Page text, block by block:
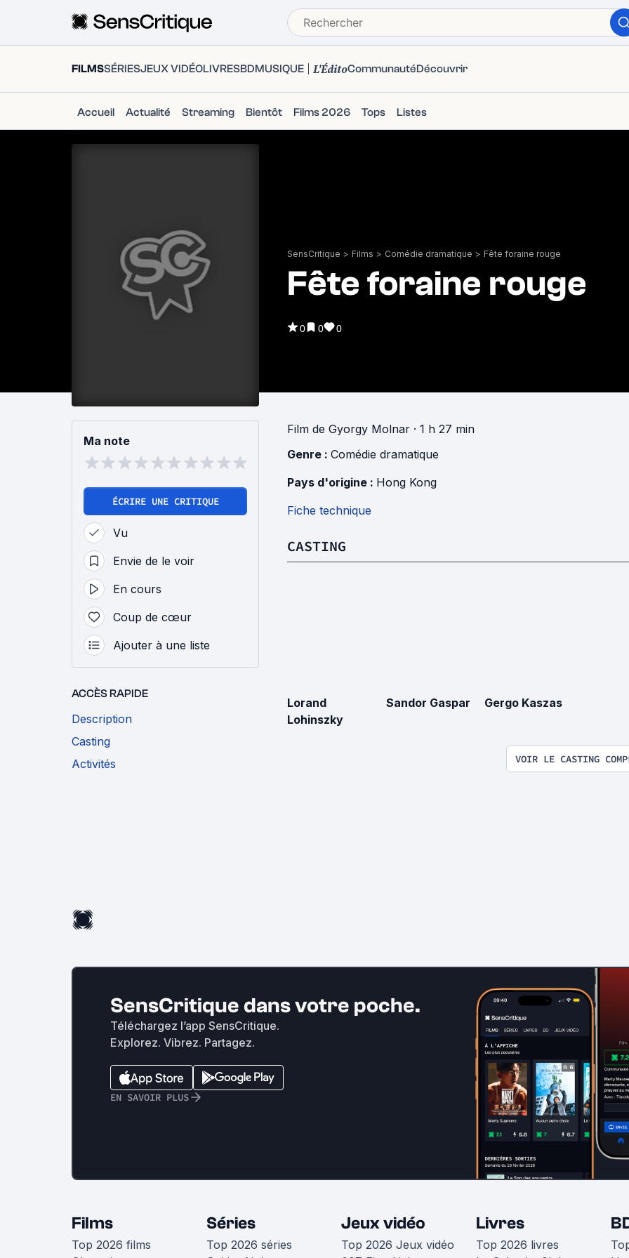
FILMSSÉRIESJEUX VIDÉOLIVRESBDMUSIQUE L'ÉditoCommunautéDécouvrir
Accueil Actualité Streaming Bientôt Films 2026 Tops Listes
SensCritique > Films > Comédie dramatique > Fête foraine rouge
Fête foraine rouge
0 0 0
Ma note
ÉCRIRE UNE CRITIQUE
Vu
Envie de le voir
En cours
Coup de cœur
Ajouter à une liste
ACCÈS RAPIDE
Description
Casting
Activités
Film de Gyorgy Molnar · 1 h 27 min
Genre : Comédie dramatique
Pays d'origine : Hong Kong
Fiche technique
CASTING
Lorand
Lohinszky
Sandor Gaspar Gergo Kaszas
VOIR LE CASTING
SensCritique dans votre poche.
Téléchargez l’app SensCritique.
Explorez. Vibrez. Partagez.
EN SAVOIR PLUS
Films
Top 2026 films
Séries
Top 2026 séries
Jeux vidéo
Top 2026 Jeux vidéo
Livres
Top 2026 livres